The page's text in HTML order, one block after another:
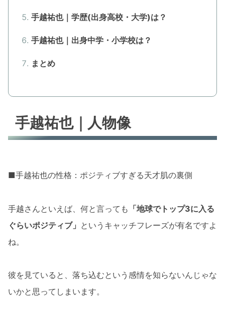
手越祐也｜学歴(出身高校・大学)は？
手越祐也｜出身中学・小学校は？
まとめ
手越祐也｜人物像
■手越祐也の性格：ポジティブすぎる天才肌の裏側
手越さんといえば、何と言っても 「地球でトップ3に入る
ぐらいポジティブ」 というキャッチフレーズが有名ですよ
ね。
彼を見ていると、落ち込むという感情を知らないんじゃな
いかと思ってしまいます。